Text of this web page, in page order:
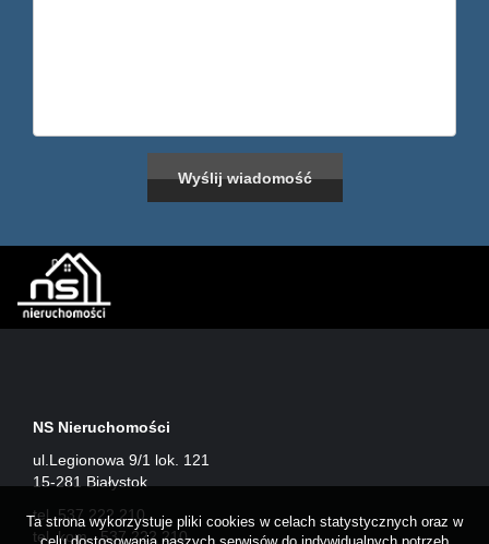
NS Nieruchomości
ul.Legionowa 9/1 lok. 121
15-281 Białystok
tel. 537 222 210
tel. kom. 537 222 210
Ta strona wykorzystuje pliki cookies w celach statystycznych oraz w